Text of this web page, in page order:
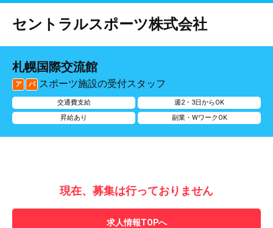
セントラルスポーツ株式会社
札幌国際交流館
ア パ スポーツ施設の受付スタッフ
交通費支給
週2・3日からOK
昇給あり
副業・WワークOK
現在、募集は行っておりません
求人情報TOPへ